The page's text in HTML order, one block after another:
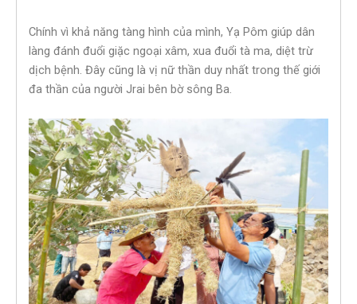
Chính vì khả năng tàng hình của mình, Yạ Pôm giúp dân
làng đánh đuổi giặc ngoại xâm, xua đuổi tà ma, diệt trừ
dịch bệnh. Đây cũng là vị nữ thần duy nhất trong thế giới
đa thần của người Jrai bên bờ sông Ba.